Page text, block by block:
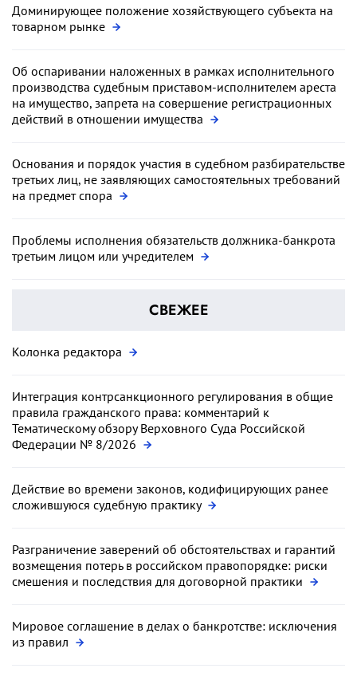
Доминирующее положение хозяйствующего субъекта на
товарном рынке
Об оспаривании наложенных в рамках исполнительного
производства судебным приставом-исполнителем ареста
на имущество, запрета на совершение регистрационных
действий в отношении имущества
Основания и порядок участия в судебном разбирательстве
третьих лиц, не заявляющих самостоятельных требований
на предмет спора
Проблемы исполнения обязательств должника-банкрота
третьим лицом или учредителем
СВЕЖЕЕ
Колонка редактора
Интеграция контрсанкционного регулирования в общие
правила гражданского права: комментарий к
Тематическому обзору Верховного Суда Российской
Федерации № 8/2026
Действие во времени законов, кодифицирующих ранее
сложившуюся судебную практику
Разграничение заверений об обстоятельствах и гарантий
возмещения потерь в российском правопорядке: риски
смешения и последствия для договорной практики
Мировое соглашение в делах о банкротстве: исключения
из правил